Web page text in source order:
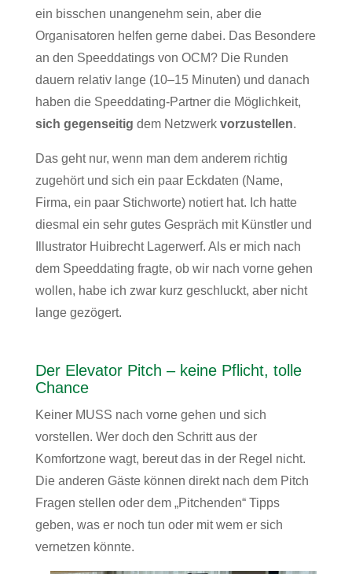
ein bisschen unangenehm sein, aber die
Organisatoren helfen gerne dabei. Das Besondere
an den Speeddatings von OCM? Die Runden
dauern relativ lange (10–15 Minuten) und danach
haben die Speeddating-Partner die Möglichkeit,
sich gegenseitig dem Netzwerk vorzustellen.
Das geht nur, wenn man dem anderem richtig
zugehört und sich ein paar Eckdaten (Name,
Firma, ein paar Stichworte) notiert hat. Ich hatte
diesmal ein sehr gutes Gespräch mit Künstler und
Illustrator Huibrecht Lagerwerf. Als er mich nach
dem Speeddating fragte, ob wir nach vorne gehen
wollen, habe ich zwar kurz geschluckt, aber nicht
lange gezögert.
Der Elevator Pitch – keine Pflicht, tolle
Chance
Keiner MUSS nach vorne gehen und sich
vorstellen. Wer doch den Schritt aus der
Komfortzone wagt, bereut das in der Regel nicht.
Die anderen Gäste können direkt nach dem Pitch
Fragen stellen oder dem „Pitchenden“ Tipps
geben, was er noch tun oder mit wem er sich
vernetzen könnte.